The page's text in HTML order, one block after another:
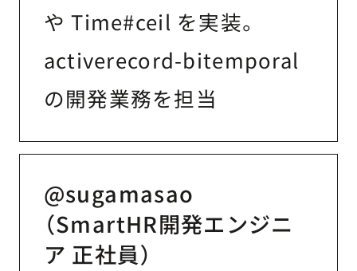
や Time#ceil を実装。
activerecord-bitemporal
の開発業務を担当
@sugamasao
（SmartHR開発エンジニ
ア 正社員）